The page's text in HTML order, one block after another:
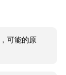
可能的原